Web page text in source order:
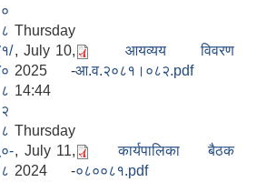
०
८
१/
०
८
२
Thursday
, July 10,
2025 -
14:44
आयव्यय विवरण
आ.व.२०८१।०८२.pdf
८
०-
८
Thursday
, July 11,
2024 -
कार्यपालिका बैठक
०८००८१.pdf